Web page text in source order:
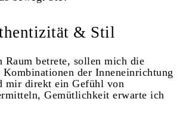
& Stil
Raum betrete, sollen mich die
Kombinationen der Inneneinrichtung
mir direkt ein Gefühl von
Gemütlichkeit erwarte ich